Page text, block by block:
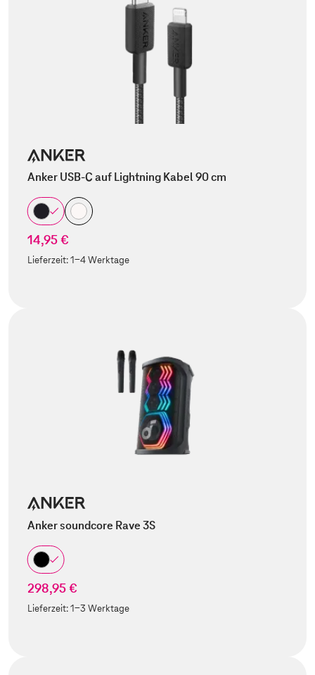
Anker USB-C auf Lightning Kabel 90 cm
14,95 €
Lieferzeit:1-4 Werktage
Anker soundcore Rave 3S
298,95 €
Lieferzeit:1-3 Werktage